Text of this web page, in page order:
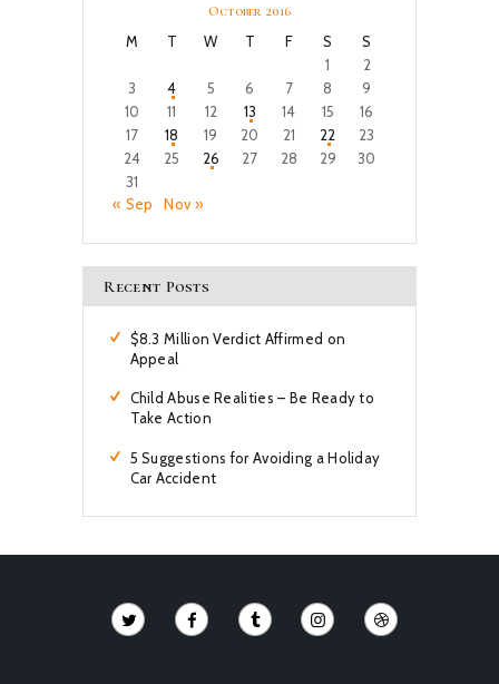
October 2016
M T W T F S
S
1
2
3
4 5 6 7 8
9
10
11 12 13 14 15
16
17
18 19 20 21 22
23
24
25 26 27 28 29
30
31
« Sep
Nov »
Recent Posts
$8.3 Million Verdict Affirmed on
Appeal
Child Abuse Realities – Be Ready to
Take Action
5 Suggestions for Avoiding a Holiday
Car Accident